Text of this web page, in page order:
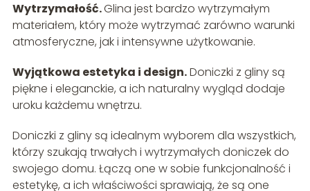
Wytrzymałość.Glina jest bardzo wytrzymałym
materiałem, który może wytrzymać zarówno warunki
atmosferyczne, jak i intensywne użytkowanie.
Wyjątkowa estetyka i design.Doniczki z gliny są
piękne i eleganckie, a ich naturalny wygląd dodaje
uroku każdemu wnętrzu.
Doniczki z gliny są idealnym wyborem dla wszystkich,
którzy szukają trwałych i wytrzymałych doniczek do
swojego domu. Łączą one w sobie funkcjonalność i
estetykę, a ich właściwości sprawiają, że są one